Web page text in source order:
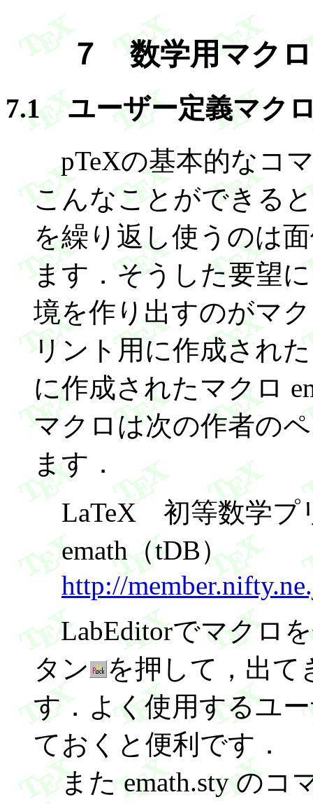
７ 数学用マクロ
7.1 ユーザー定義マク
pTeXの基本的なコ
こんなことができる
を繰り返し使うのは
ます．そうした要望
境を作り出すのがマ
リント用に作成され
に作成されたマクロ
マクロは次の作者の
ます．
LaTeX 初等数学
emath（tDB）
http://
LabEditorでマクロを
タン
を押して，出
す．よく使用するユ
ておくと便利です．
また emath.sty のコ